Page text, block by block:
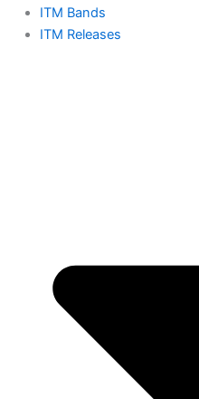
ITM Bands
ITM Releases